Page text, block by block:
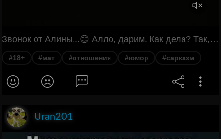
Звонок от Алины...😊 Алло, дарим. Как дела? Так, я видел хату Драла, поэтому давай сразу по существу. Есть новости? Ну? Я замуж выхожу. Так, мне ещё полы мыть. Мне серьёзно мне предложение сделали. Кто? Марлон Брандо, блять, ты его не знаешь, что ли? Алина, член святого Валентина. У тебя рекорд в отношениях какой? Да какая нахуй разница, другое.
#18+ #мат #отношения #юмор #сарказм
Uran201